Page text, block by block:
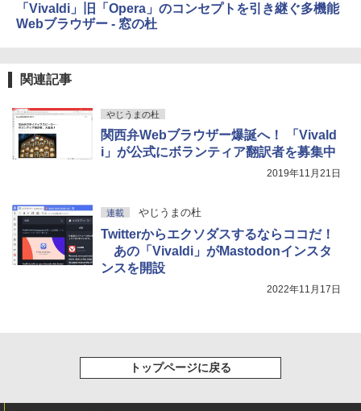
「Vivaldi」旧「Opera」のコンセプトを引き継ぐ多機能
Webブラウザー - 窓の杜
関連記事
やじうまの杜
関西弁Webブラウザー爆誕へ！ 「Vivald
i」が公式にボランティア翻訳者を募集中
2019年11月21日
連載 やじうまの杜
Twitterからエクソダスするならココだ！
あの「Vivaldi」がMastodonインスタ
ンスを開設
2022年11月17日
トップページに戻る